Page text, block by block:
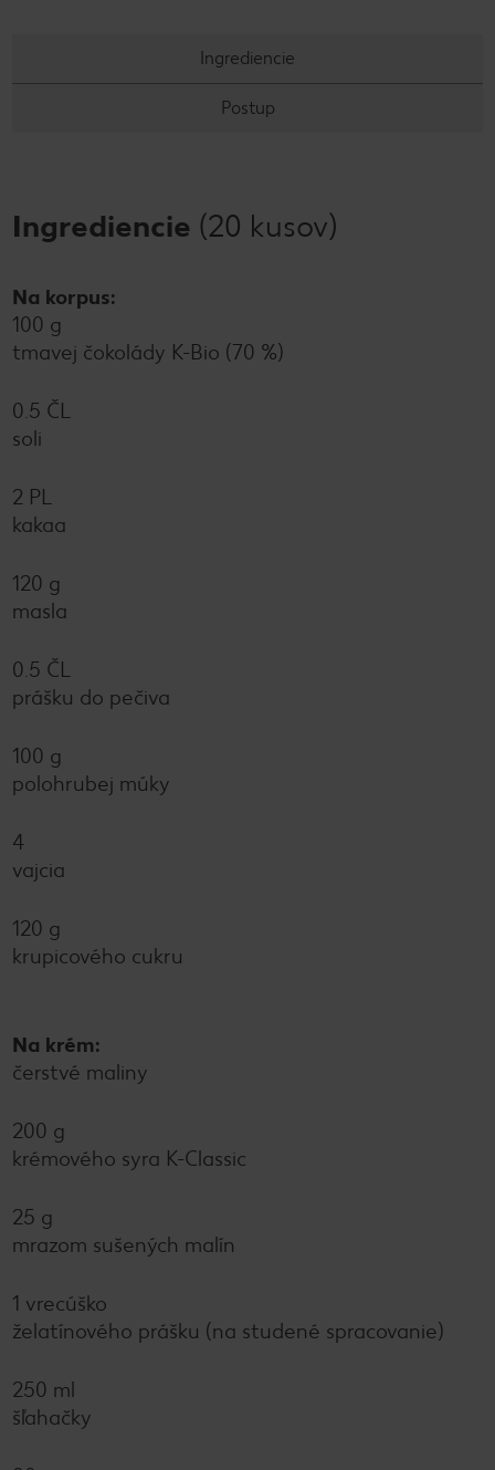
Ingrediencie
Postup
Ingrediencie (20 kusov)
Na korpus:
100 g
tmavej čokolády K-Bio (70 %)
0.5 ČL
soli
2 PL
kakaa
120 g
masla
0.5 ČL
prášku do pečiva
100 g
polohrubej múky
4
vajcia
120 g
krupicového cukru
Na krém:
čerstvé maliny
200 g
krémového syra K-Classic
25 g
mrazom sušených malín
1 vrecúško
želatínového prášku (na studené spracovanie)
250 ml
šľahačky